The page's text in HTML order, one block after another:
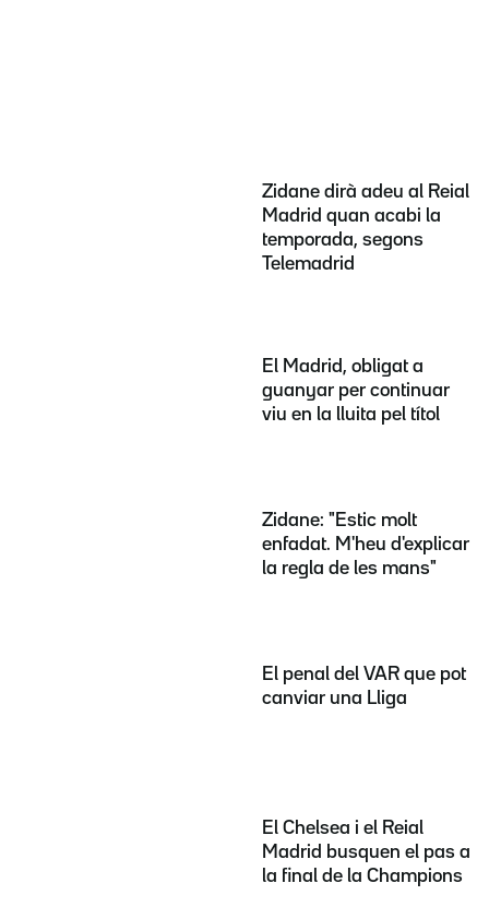
Zidane dirà adeu al Reial
Madrid quan acabi la
temporada, segons
Telemadrid
El Madrid, obligat a
guanyar per continuar
viu en la lluita pel títol
Zidane: "Estic molt
enfadat. M'heu d'explicar
la regla de les mans"
El penal del VAR que pot
canviar una Lliga
El Chelsea i el Reial
Madrid busquen el pas a
la final de la Champions